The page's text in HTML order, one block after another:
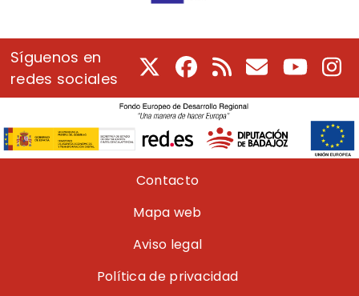
Síguenos en
redes sociales
Facebook
RSS CorreoYoutube
Pie de páginaContacto
Mapa web
Aviso legal
Política de privacidad